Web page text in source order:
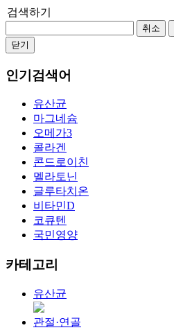
검색하기
취소
닫기
인기검색어
유산균
마그네슘
오메가3
콜라겐
콘드로이친
멜라토닌
글루타치온
비타민D
코큐텐
국민영양
카테고리
유산균
관절·연골